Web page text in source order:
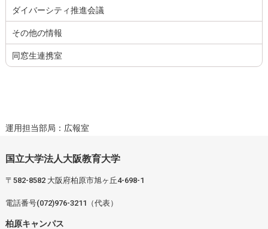
ダイバーシティ推進会議
その他の情報
同窓生連携室
運用担当部局：広報室
国立大学法人大阪教育大学
〒582-8582 大阪府柏原市旭ヶ丘4-698-1
電話番号(072)976-3211（代表）
柏原キャンパス